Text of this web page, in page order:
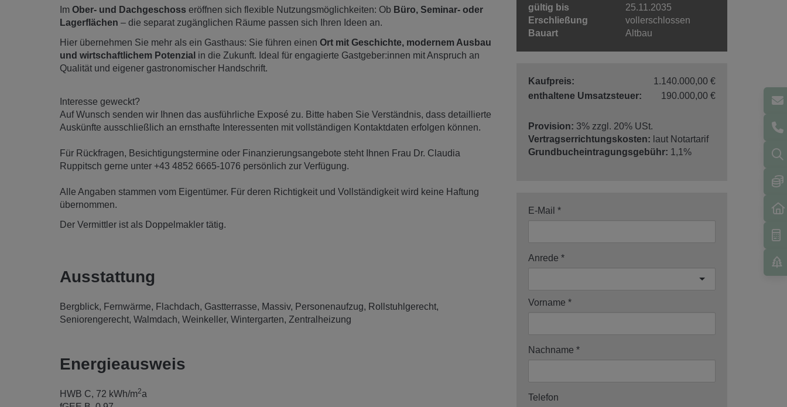
Im Ober- und Dachgeschoss eröffnen sich flexible Nutzungsmöglichkeiten: Ob Büro, Seminar- oder
Lagerflächen – die separat zugänglichen Räume passen sich Ihren Ideen an.
Hier übernehmen Sie mehr als ein Gasthaus: Sie führen einen Ort mit Geschichte, modernem Ausbau
und wirtschaftlichem Potenzial in die Zukunft. Ideal für engagierte Gastgeber:innen mit Anspruch an
Qualität und eigener gastronomischer Handschrift.
Interesse geweckt?
Auf Wunsch senden wir Ihnen das ausführliche Exposé zu. Bitte haben Sie Verständnis, dass detaillierte
Auskünfte ausschließlich an ernsthafte Interessenten mit vollständigen Kontaktdaten erfolgen können.
Für Rückfragen, Besichtigungstermine oder Finanzierungsangebote steht Ihnen Frau Dr. Claudia
Ruppitsch gerne unter +43 4852 6665-1076 persönlich zur Verfügung.
Alle Angaben stammen vom Eigentümer. Für deren Richtigkeit und Vollständigkeit wird keine Haftung
übernommen.
Der Vermittler ist als Doppelmakler tätig.
Ausstattung
Bergblick Fernwärme Flachdach Gastterrasse Massiv Personenaufzug
Rollstuhlgerecht
Seniorengerecht Walmdach Weinkeller Wintergarten Zentralheizung
Energieausweis
HWB C, 72 kWh/m2a
gültig bis
25.11.2035
Erschließung
vollerschlossen
Bauart
Altbau
Kaufpreis:
1.140.000,00 €
enthaltene Umsatzsteuer:
190.000,00 €
Provision: 3% zzgl. 20% USt.
Vertragserrichtungskosten: laut Notartarif
Grundbucheintragungsgebühr: 1,1%
E-Mail
Anrede
Vorname
Nachname
Telefon